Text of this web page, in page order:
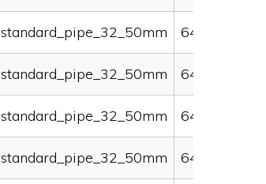
standard_pipe_32_50mm 64000
standard_pipe_32_50mm 64000
standard_pipe_32_50mm 64000
standard_pipe_32_50mm 64000